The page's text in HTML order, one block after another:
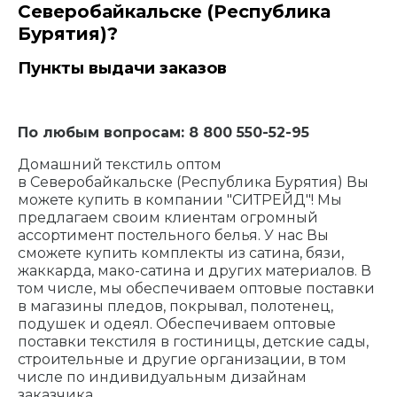
Северобайкальске (Республика
Бурятия)?
Пункты выдачи заказов
По любым вопросам: 8 800 550-52-95
Домашний текстиль оптом
в Северобайкальске (Республика Бурятия) Вы
можете купить в компании "СИТРЕЙД"! Мы
предлагаем своим клиентам огромный
ассортимент постельного белья. У нас Вы
сможете купить комплекты из сатина, бязи,
жаккарда, мако-сатина и других материалов. В
том числе, мы обеспечиваем оптовые поставки
в магазины пледов, покрывал, полотенец,
подушек и одеял. Обеспечиваем оптовые
поставки текстиля в гостиницы, детские сады,
строительные и другие организации, в том
числе по индивидуальным дизайнам